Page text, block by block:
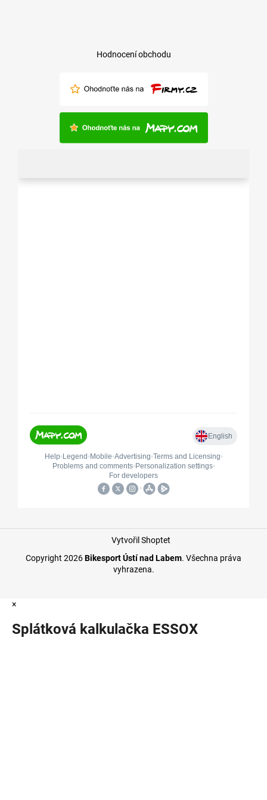
Hodnocení obchodu
Vytvořil Shoptet
Copyright 2026Bikesport Ústí nad Labem. Všechna práva
vyhrazena.
×
Splátková kalkulačka ESSOX